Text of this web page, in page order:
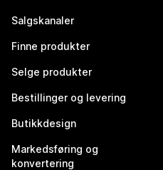
Salgskanaler
Finne produkter
Selge produkter
Bestillinger og levering
Butikkdesign
Markedsføring og
konvertering